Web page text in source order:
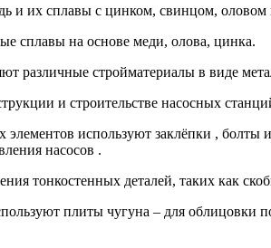
и их сплавы с цинком, свинцом, оловом
сплавы на основе меди, олова, цинка.
различные стройматериалы в виде
и строительстве насосных
используют заклёпки , болты
насосов .
тонкостенных деталей, таких как
плиты чугуна – для